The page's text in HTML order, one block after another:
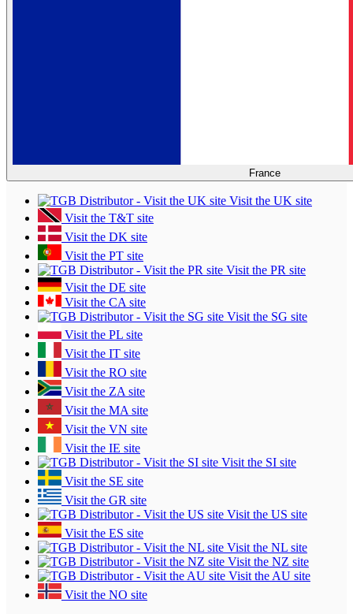
France
Visit the UK site
Visit the T&T site
Visit the DK site
Visit the PT site
Visit the PR site
Visit the DE site
Visit the CA site
Visit the SG site
Visit the PL site
Visit the IT site
Visit the RO site
Visit the ZA site
Visit the MA site
Visit the VN site
Visit the IE site
Visit the SI site
Visit the SE site
Visit the GR site
Visit the US site
Visit the ES site
Visit the NL site
Visit the NZ site
Visit the AU site
Visit the NO site